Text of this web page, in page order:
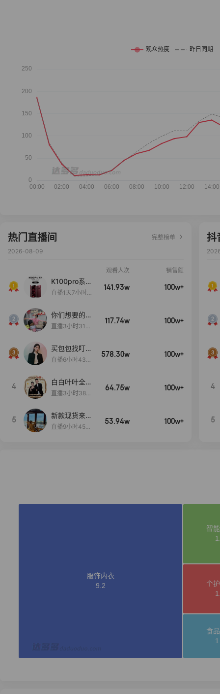
热门直播间
完整榜单
2026-08-09
观看人次 销售额
K100pro系列
新品预约中~
直播1天7小时1
141.93w 100w+
你们想要的
包！终于来
意！
直播3小时31分
117.74w 100w+
买包包找叮
当,一折购！
直播6小时43分
578.30w 100w+
4
白白叶叶全品
类好物补贴节
直播3小时38分
64.75w 100w+
5
新款现货来了
～
直播9小时45分
53.94w 100w+
抖
4
5